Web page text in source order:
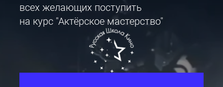
всех желающих поступить
на курс "Актёрское мастерство"